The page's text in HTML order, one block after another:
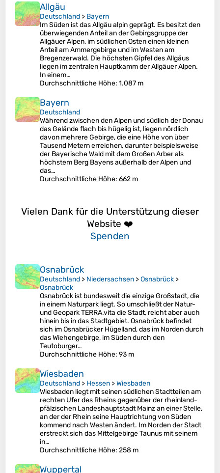
Allgäu
Deutschland > Bayern
Im Süden ist das Allgäu alpin geprägt. Es besitzt den
überwiegenden Anteil an der Gebirgsgruppe der
Allgäuer Alpen, im südlichen Osten einen kleinen
Anteil am Ammergebirge und im Westen am
Bregenzerwald. Die höchsten Gipfel des Allgäus
liegen im zentralen Hauptkamm der Allgäuer Alpen.
In einem…
Durchschnittliche Höhe: 1.087 m
Bayern
Deutschland
Während zwischen den Alpen und südlich der Donau
das Gelände flach bis hügelig ist, liegen nördlich
davon mehrere Gebirge, die eine Höhe von über
Tausend Metern erreichen, darunter beispielsweise
der Bayerische Wald mit dem Großen Arber als
höchstem Berg Bayens außerhalb der Alpen und
das…
Durchschnittliche Höhe: 662 m
Vielen Dank für die Unterstützung dieser
Website ❤️
Spenden
Osnabrück
Deutschland > Niedersachsen >Osnabrück >
Osnabrück
Osnabrück ist bundesweit die einzige Großstadt, die
in einem Naturpark liegt. So umschließt der Natur-
und Geopark TERRA.vita die Stadt, reicht aber auch
hinein bis in das Stadtgebiet. Osnabrück befindet
sich im Osnabrücker Hügelland, das im Norden durch
das Wiehengebirge, im Süden durch den
Teutoburger…
Durchschnittliche Höhe: 93 m
Wiesbaden
Deutschland > Hessen >Wiesbaden
Wiesbaden liegt mit seinen südlichen Stadtteilen am
rechten Ufer des Rheins gegenüber der rheinland-
pfälzischen Landeshauptstadt Mainz an einer Stelle,
an der der Rhein seine Hauptrichtung von Süden
kommend nach Westen ändert. Im Norden der Stadt
erstreckt sich das Mittelgebirge Taunus mit seinem
in…
Durchschnittliche Höhe: 258 m
Wuppertal